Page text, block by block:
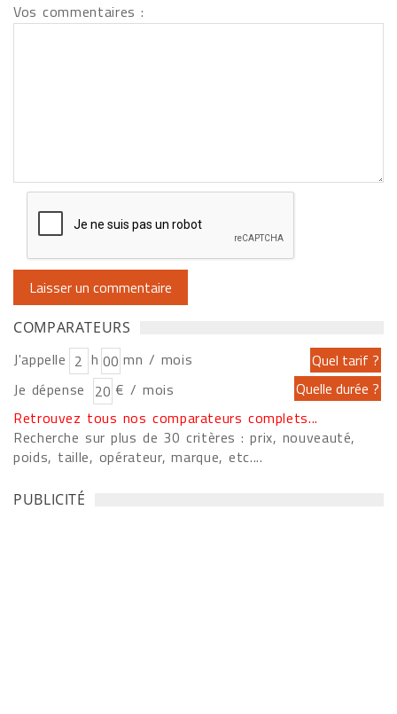
Vos commentaires :
COMPARATEURS
J'appelle h
mn / mois
Je dépense
€ / mois
Retrouvez tous nos comparateurs complets...
Recherche sur plus de 30 critères : prix, nouveauté,
poids, taille, opérateur, marque, etc....
PUBLICITÉ